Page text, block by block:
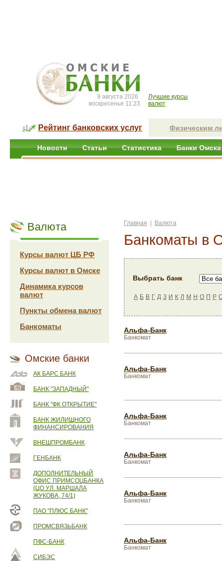
9 августа 2026
воскресенье 11:23
Лучшие курсы
валют
Рейтинг банковских услуг Физическим
Новости Статьи Статистика Банки Омска
Валюта
Курсы валют ЦБ РФ
Курсы валют в Омске
Динамика курсов
валют
Пункты обмена валют
Банкоматы
Омские банки
АК БАРС БАНК
БАНК "ЗАПАДНЫЙ"
БАНК "ФК ОТКРЫТИЕ"
БАНК ЖИЛИЩНОГО
ФИНАНСИРОВАНИЯ
ВНЕШПРОМБАНК
ГЕНБАНК
ДОПОЛНИТЕЛЬНЫЙ
ОФИС ПРИМСОЦБАНКА
(ЦО УЛ. МАРШАЛА
ЖУКОВА, 74/1)
ПАО "ПЛЮС БАНК"
ПРОМСВЯЗЬБАНК
ПФС-БАНК
СИБЭС
Главная Валюта
Банкоматы в
Выбрать банк
А Б В Г Д З И К Л М Н О П Р
Альфа-Банк
Банкомат
Альфа-Банк
Банкомат
Альфа-Банк
Банкомат
Альфа-Банк
Банкомат
Альфа-Банк
Банкомат
Альфа-Банк
Банкомат